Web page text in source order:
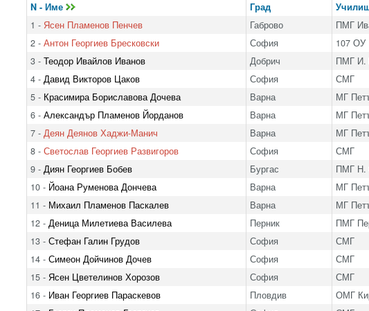
N - Име Град
1 - Ясен Пламенов Пенчев Габрово ПМГ
2 - Антон Георгиев Бресковски София 107 ОУ
3 - Теодор Ивайлов Иванов Добрич ПМГ И.
4 - Давид Викторов Цаков София СМГ
5 - Красимира Бориславова Дочева Варна МГ
6 - Александър Пламенов Йорданов Варна МГ
7 - Деян Деянов Хаджи-Манич Варна МГ
8 - Светослав Георгиев Развигоров София СМГ
9 - Диян Георгиев Бобев Бургас ПМГ Н.
10 - Йоана Руменова Дончева Варна МГ
11 - Михаил Пламенов Паскалев Варна МГ
12 - Деница Милетиева Василева Перник ПМГ
13 - Стефан Галин Грудов София СМГ
14 - Симеон Дойчинов Дочев София СМГ
15 - Ясен Цветелинов Хорозов София СМГ
16 - Иван Георгиев Параскевов Пловдив ОМГ